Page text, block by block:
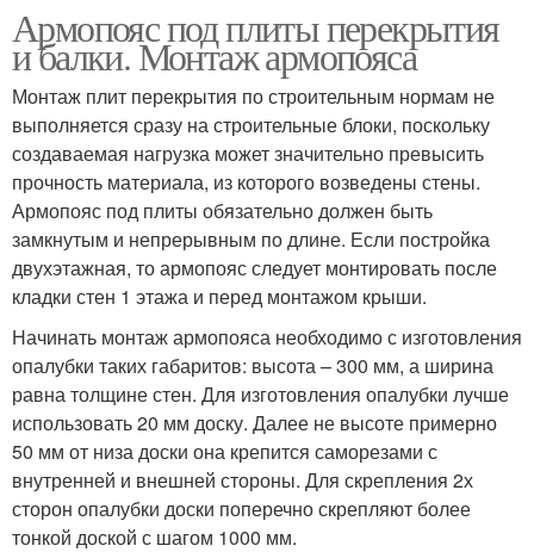
Армопояс под плиты перекрытия
и балки. Монтаж армопояса
Монтаж плит перекрытия по строительным нормам не
выполняется сразу на строительные блоки, поскольку
создаваемая нагрузка может значительно превысить
прочность материала, из которого возведены стены.
Армопояс под плиты обязательно должен быть
замкнутым и непрерывным по длине. Если постройка
двухэтажная, то армопояс следует монтировать после
кладки стен 1 этажа и перед монтажом крыши.
Начинать монтаж армопояса необходимо с изготовления
опалубки таких габаритов: высота – 300 мм, а ширина
равна толщине стен. Для изготовления опалубки лучше
использовать 20 мм доску. Далее не высоте примерно
50 мм от низа доски она крепится саморезами с
внутренней и внешней стороны. Для скрепления 2х
сторон опалубки доски поперечно скрепляют более
тонкой доской с шагом 1000 мм.